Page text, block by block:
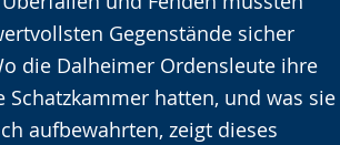
Gegenstände sicher
die Dalheimer Ordensleute ihre
Schatzkammer hatten, und was sie
aufbewahrten, zeigt dieses